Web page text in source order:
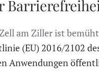
am Ziller ist
(EU) 2016/2102
Anwendungen